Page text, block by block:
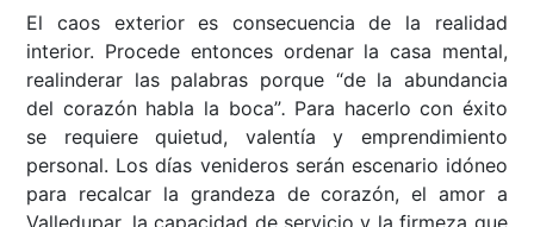
El caos exterior es consecuencia de la realidad
interior. Procede entonces ordenar la casa mental,
realinderar las palabras porque “de la abundancia
del corazón habla la boca”. Para hacerlo con éxito
se requiere quietud, valentía y emprendimiento
personal. Los días venideros serán escenario idóneo
para recalcar la grandeza de corazón, el amor a